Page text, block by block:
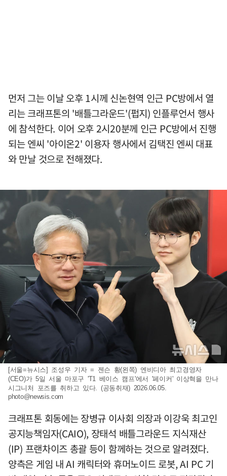
먼저 그는 이날 오후 1시께 신논현역 인근 PC방에서 열
리는 크래프톤의 '배틀그라운드'(펍지) 인플루언서 행사
에 참석한다. 이어 오후 2시20분께 인근 PC방에서 진행
되는 엔씨 '아이온2' 이용자 행사에서 김택진 엔씨 대표
와 만날 것으로 전해졌다.
[서울=뉴시스] 조성우 기자 = 젠슨 황(왼쪽) 엔비디아 최고경영자
(CEO)가 5일 서울 마포구 'T1 베이스 캠프'에서 '페이커' 이상혁을 만나
시그니처 포즈를 취하고 있다. (공동취재) 2026.06.05.
photo@newsis.com
크래프톤 회동에는 장병규 이사회 의장과 이강욱 최고인
공지능책임자(CAIO), 장태석 배틀그라운드 지식재산
(IP) 프랜차이즈 총괄 등이 함께하는 것으로 알려졌다.
양측은 게임 내 AI 캐릭터와 휴머노이드 로봇, AI PC 기